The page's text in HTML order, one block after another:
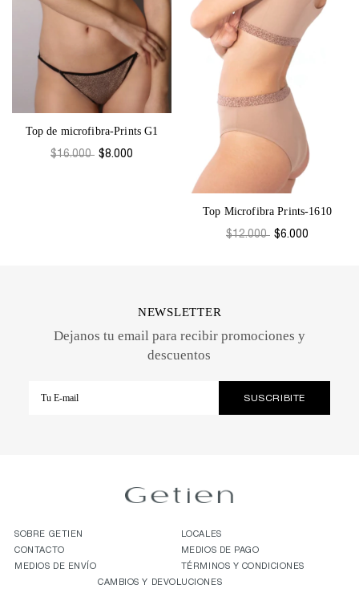
Top de microfibra-Prints G1
$16.000 $8.000
Top Microfibra Prints-1610
$12.000 $6.000
NEWSLETTER
Dejanos tu email para recibir promociones y
descuentos
SOBRE GETIEN
LOCALES
CONTACTO
MEDIOS DE PAGO
MEDIOS DE ENVÍO
TÉRMINOS Y CONDICIONES
CAMBIOS Y DEVOLUCIONES